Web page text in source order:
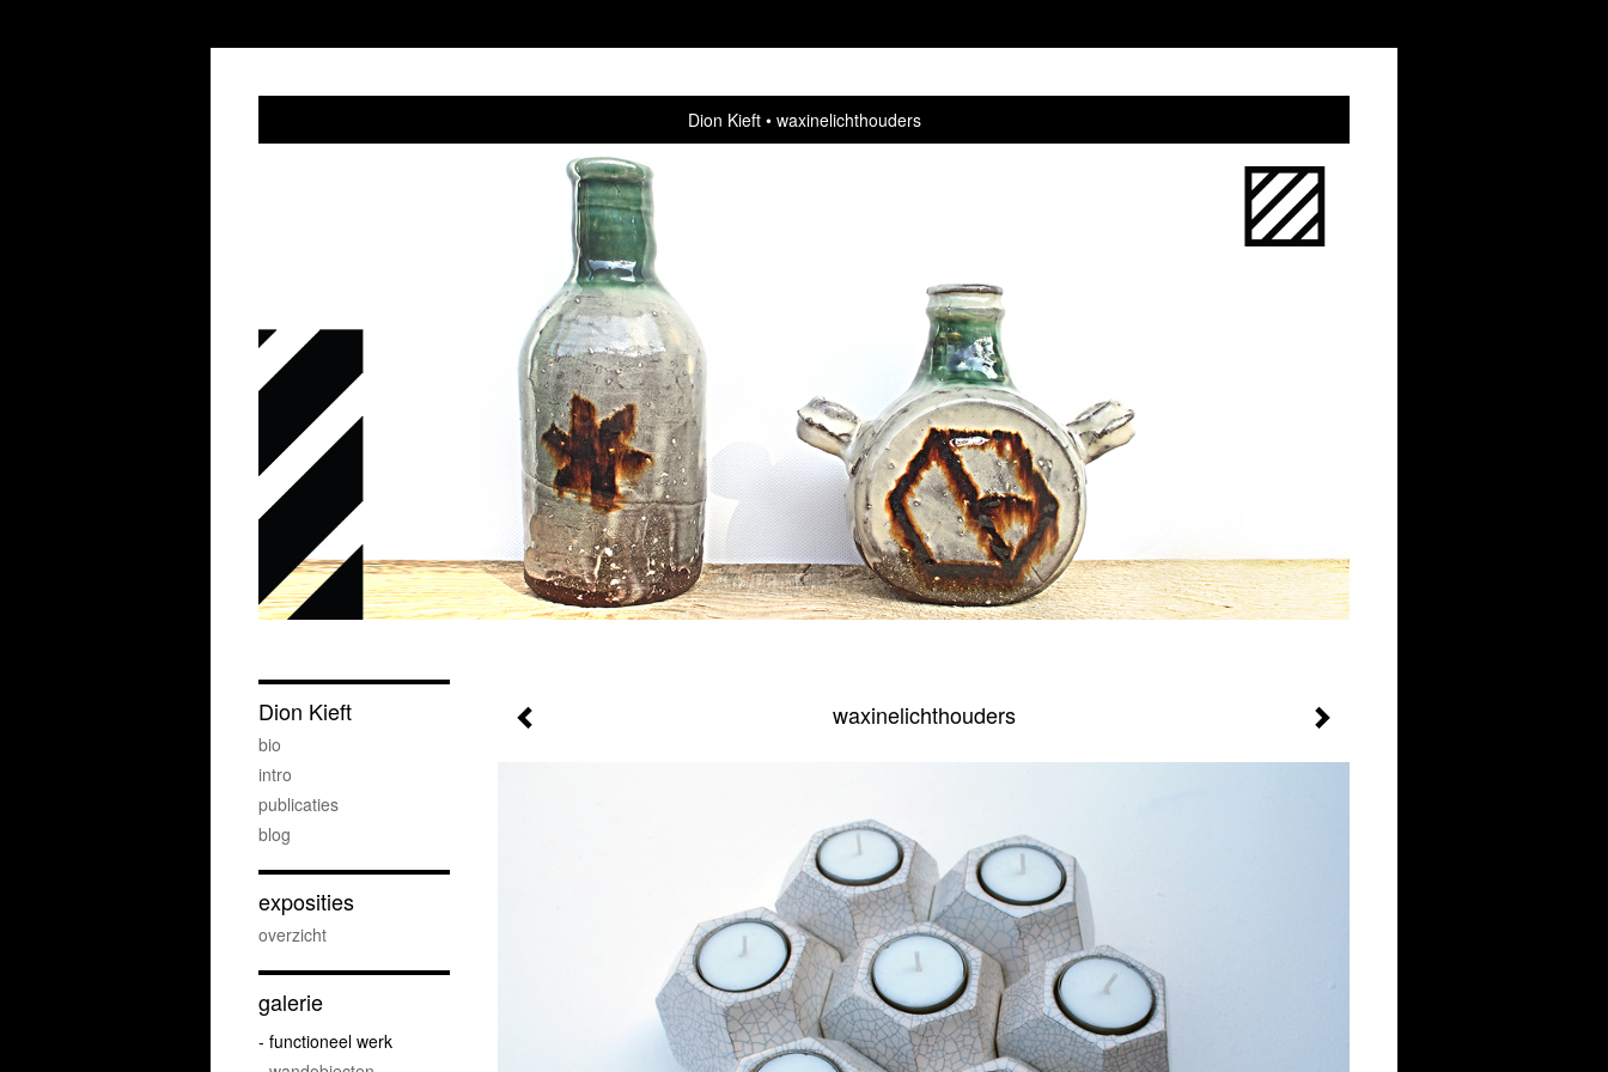
Dion Kieft waxinelichthouders
waxinelichthouders
Dion Kieft
bio
intro
publicaties
blog
exposities
overzicht
galerie
- functioneel werk